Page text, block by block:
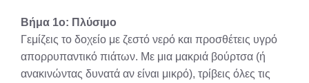
Βήμα 1ο: Πλύσιμο
Γεμίζεις το δοχείο με ζεστό νερό και προσθέτεις υγρό
απορρυπαντικό πιάτων. Με μια μακριά βούρτσα (ή
ανακινώντας δυνατά αν είναι μικρό), τρίβεις όλες τις